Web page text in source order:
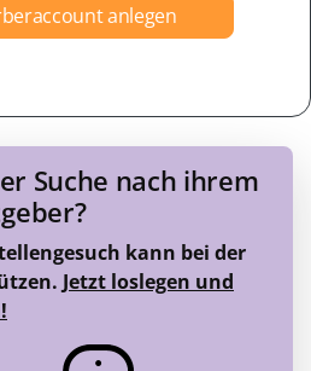
anlegen
Suche nach ihrem
kann bei der
Jetzt loslegen und